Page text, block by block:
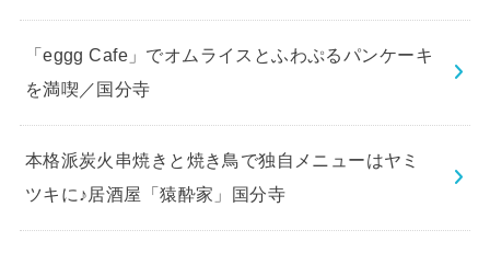
「eggg Cafe」でオムライスとふわぷるパンケーキ
を満喫／国分寺
本格派炭火串焼きと焼き鳥で独自メニューはヤミ
ツキに♪居酒屋「猿酔家」国分寺